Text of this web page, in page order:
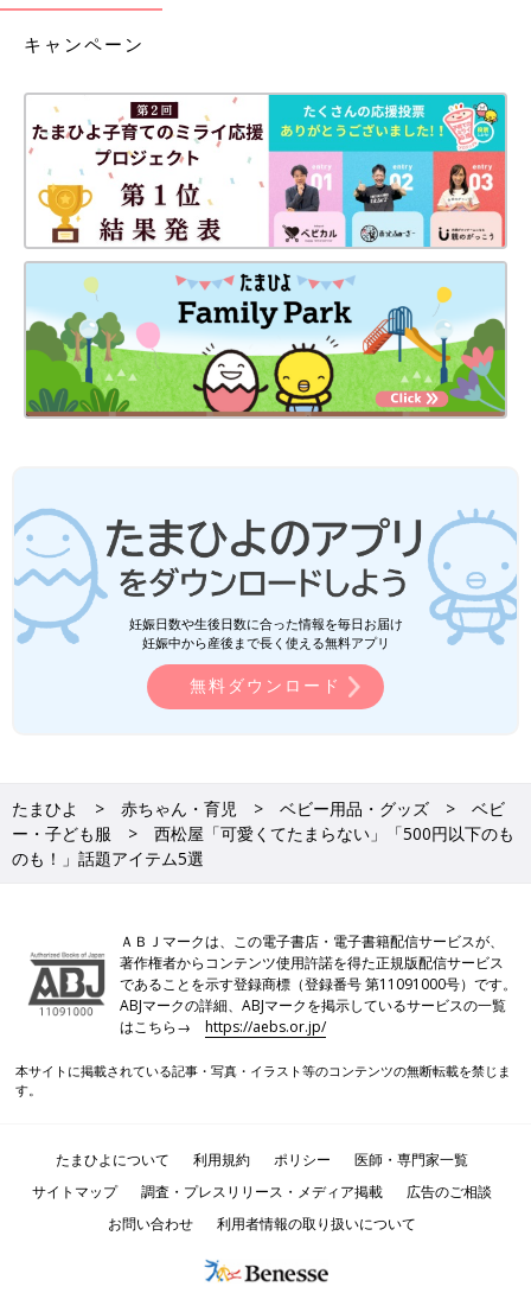
キャンペーン
妊娠日数や生後日数に合った情報を毎日お届け
妊娠中から産後まで長く使える無料アプリ
無料ダウンロード
たまひよ 赤ちゃん・育児 ベビー用品・グッズ
ベビ
ー・子ども服
西松屋「可愛くてたまらない」「500円以下のも
のも！」話題アイテム5選
ＡＢＪマークは、この電子書店・電子書籍配信サービスが、
著作権者からコンテンツ使用許諾を得た正規版配信サービス
であることを示す登録商標（登録番号 第11091000号）です。
ABJマークの詳細、ABJマークを掲示しているサービスの一覧
はこちら→https://aebs.or.jp/
本サイトに掲載されている記事・写真・イラスト等のコンテンツの無断転載を禁じま
す。
たまひよについて 利用規約 ポリシー
医師・専門家一覧
サイトマップ
調査・プレスリリース・メディア掲載
広告のご相談
お問い合わせ
利用者情報の取り扱いについて